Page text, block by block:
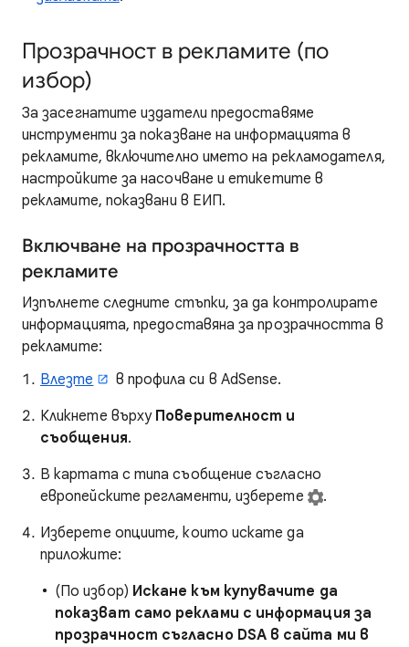
Прозрачност в рекламите (по
избор)
За засегнатите издатели предоставяме
инструменти за показване на информацията в
рекламите, включително името на рекламодателя,
настройките за насочване и етикетите в
рекламите, показвани в ЕИП.
Включване на прозрачността в
рекламите
Изпълнете следните стъпки, за да контролирате
информацията, предоставяна за прозрачността в
рекламите:
Влезте
в профила си в AdSense.
Кликнете върху Поверителност и
съобщения.
В картата с типа съобщение съгласно
европейските регламенти, изберете
.
Изберете опциите, които искате да
приложите:
(По избор) Искане към купувачите да
показват само реклами с информация за
прозрачност съгласно DSA в сайта ми в